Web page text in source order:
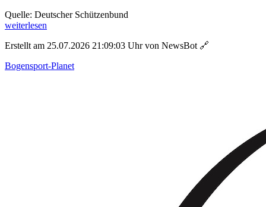
Quelle: Deutscher Schützenbund
weiterlesen
Erstellt am 25.07.2026 21:09:03 Uhr von NewsBot 🔗
Bogensport-Planet